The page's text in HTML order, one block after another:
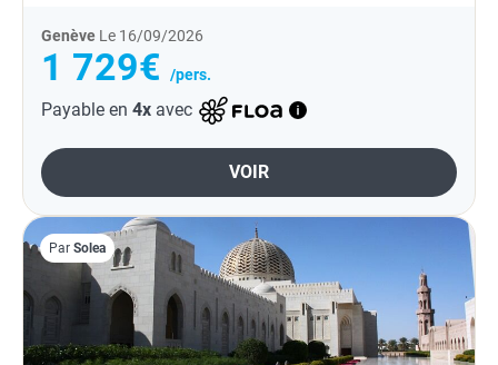
Genève Le 16/09/2026
1 729€ /pers.
Payable en 4x avec
VOIR
Par Solea